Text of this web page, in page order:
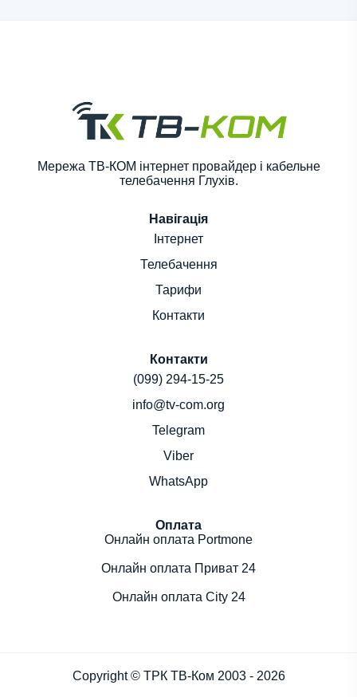
Мережа ТВ-КОМ інтернет провайдер і кабельне
телебачення Глухів.
Навігація
Інтернет
Телебачення
Тарифи
Контакти
Контакти
(099) 294-15-25
info@tv-com.org
Telegram
Viber
WhatsApp
Оплата
Онлайн оплата Portmone
Онлайн оплата Приват 24
Онлайн оплата City 24
Copyright © ТРК ТВ-Ком 2003 - 2026